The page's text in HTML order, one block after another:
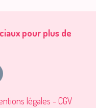
pour plus de
légales -CGV